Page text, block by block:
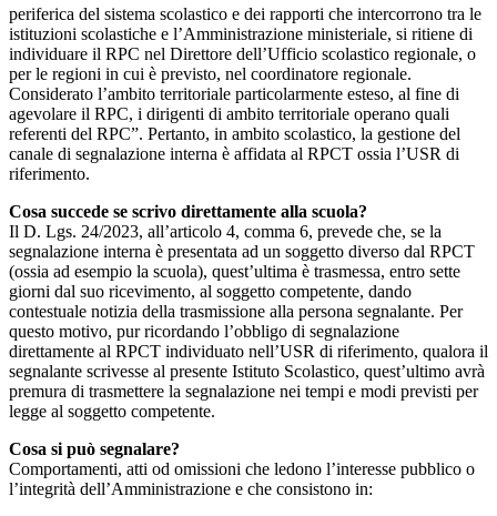
periferica del sistema scolastico e dei rapporti che intercorrono tra le
istituzioni scolastiche e l’Amministrazione ministeriale, si ritiene di
individuare il RPC nel Direttore dell’Ufficio scolastico regionale, o
per le regioni in cui è previsto, nel coordinatore regionale.
Considerato l’ambito territoriale particolarmente esteso, al fine di
agevolare il RPC, i dirigenti di ambito territoriale operano quali
referenti del RPC”. Pertanto, in ambito scolastico, la gestione del
canale di segnalazione interna è affidata al RPCT ossia l’USR di
riferimento.
Cosa succede se scrivo direttamente alla scuola?
Il D. Lgs. 24/2023, all’articolo 4, comma 6, prevede che, se la
segnalazione interna è presentata ad un soggetto diverso dal RPCT
(ossia ad esempio la scuola), quest’ultima è trasmessa, entro sette
giorni dal suo ricevimento, al soggetto competente, dando
contestuale notizia della trasmissione alla persona segnalante. Per
questo motivo, pur ricordando l’obbligo di segnalazione
direttamente al RPCT individuato nell’USR di riferimento, qualora il
segnalante scrivesse al presente Istituto Scolastico, quest’ultimo avrà
premura di trasmettere la segnalazione nei tempi e modi previsti per
legge al soggetto competente.
Cosa si può segnalare?
Comportamenti, atti od omissioni che ledono l’interesse pubblico o
l’integrità dell’Amministrazione e che consistono in: